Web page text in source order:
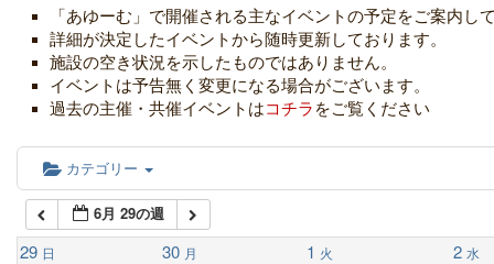
「あゆーむ」で開催される主なイベントの予定をご案内し
詳細が決定したイベントから随時更新しております。
施設の空き状況を示したものではありません。
イベントは予告無く変更になる場合がございます。
過去の主催・共催イベントはコチラ をご覧ください
カテゴリー
6月 29の週
29 日 30 月 1 火 2 水
04:00
06:00
07:00